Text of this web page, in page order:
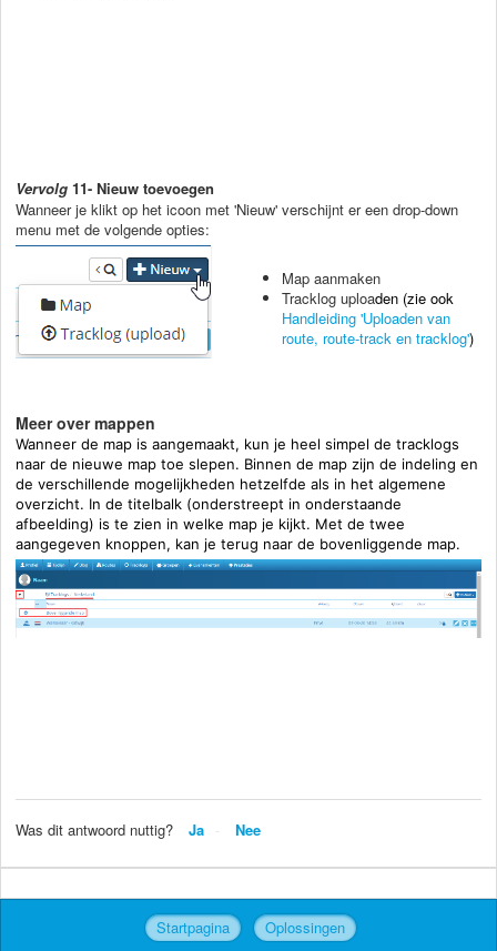
Vervolg 11- Nieuw toevoegen
Wanneer je klikt op het icoon met 'Nieuw' verschijnt er een drop-down
menu met de volgende opties:
Map aanmaken
Tracklog uploaden (zie ook
Handleiding 'Uploaden van
route, route-track en tracklog')
Meer over mappen
Wanneer de map is aangemaakt, kun je heel simpel de tracklogs
naar de nieuwe map toe slepen. Binnen de map zijn de indeling en
de verschillende mogelijkheden hetzelfde als in het algemene
overzicht. In de titelbalk (onderstreept in onderstaande
afbeelding) is te zien in welke map je kijkt. Met de twee
aangegeven knoppen, kan je terug naar de bovenliggende map.
Was dit antwoord nuttig? Ja Nee
Startpagina Oplossingen